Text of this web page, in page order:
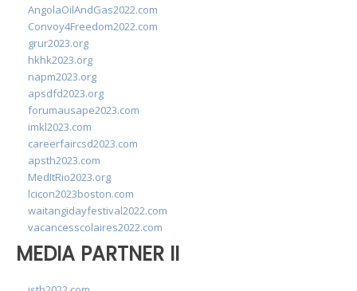
AngolaOilAndGas2022.com
Convoy4Freedom2022.com
grur2023.org
hkhk2023.org
napm2023.org
apsdfd2023.org
forumausape2023.com
imkl2023.com
careerfaircsd2023.com
apsth2023.com
MedItRio2023.org
lcicon2023boston.com
waitangidayfestival2022.com
vacancesscolaires2022.com
MEDIA PARTNER II